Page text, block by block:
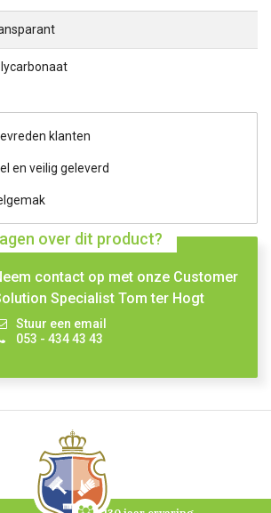
klanten
en veilig geleverd
over dit product?
contact op met onze Customer
Specialist Tom ter Hogt
Stuur een email
053 - 434 43 43